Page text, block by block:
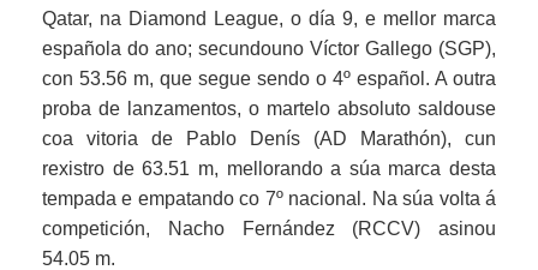
Qatar, na Diamond League, o día 9, e mellor marca
española do ano; secundouno Víctor Gallego (SGP),
con 53.56 m, que segue sendo o 4º español. A outra
proba de lanzamentos, o martelo absoluto saldouse
coa vitoria de Pablo Denís (AD Marathón), cun
rexistro de 63.51 m, mellorando a súa marca desta
tempada e empatando co 7º nacional. Na súa volta á
competición, Nacho Fernández (RCCV) asinou
54.05 m.